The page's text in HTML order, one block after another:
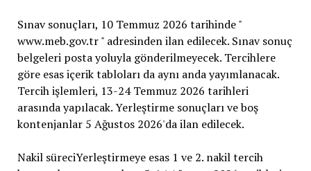
Sınav sonuçları, 10 Temmuz 2026 tarihinde "
www.meb.gov.tr " adresinden ilan edilecek. Sınav sonuç
belgeleri posta yoluyla gönderilmeyecek. Tercihlere
göre esas içerik tabloları da aynı anda yayımlanacak.
Tercih işlemleri, 13-24 Temmuz 2026 tarihleri ​​
arasında yapılacak. Yerleştirme sonuçları ve boş
kontenjanlar 5 Ağustos 2026'da ilan edilecek.
Nakil süreciYerleştirmeye esas 1 ve 2. nakil tercih